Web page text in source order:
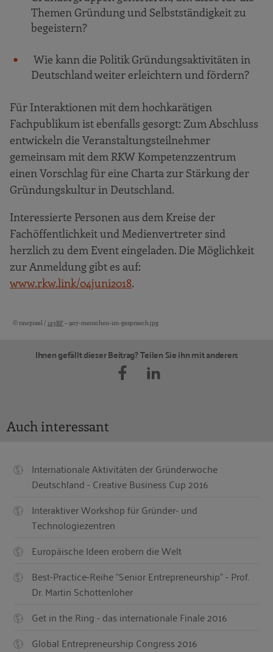
Themen Gründung und Selbstständigkeit zu
begeistern?
Wie kann die Politik Gründungsaktivitäten in
Deutschland weiter erleichtern und fördern?
Für Interaktionen mit dem hochkarätigen
Fachpublikum ist ebenfalls gesorgt: Zum Abschluss
entwickeln die Veranstaltungsteilnehmer
gemeinsam mit dem RKW Kompetenzzentrum
einen Vorschlag für eine Charta zur Stärkung der
Gründungskultur in Deutschland.
Interessierte Personen aus dem Kreise der
Fachöffentlichkeit und Medienvertreter sind
herzlich zu dem Event eingeladen. Die Möglichkeit
zur Anmeldung gibt es auf:
www.rkw.link/04juni2018.
Bildquellen und Copyright-Hinweise
© rawpixel / 123RF– 907-menschen-im-gespraech.jpg
Ihnen gefällt dieser Beitrag? Teilen Sie ihn mit anderen:
Auch interessant
Internationale Aktivitäten der Gründerwoche
Deutschland - Creative Business Cup 2016
Interaktiver Workshop für Gründer- und
Technologiezentren
Europäische Ideen erobern die Welt
Best-Practice-Reihe "Senior Entrepreneurship" - Prof.
Dr. Martin Schottenloher
Get in the Ring - das internationale Finale 2016
Global Entrepreneurship Congress 2016